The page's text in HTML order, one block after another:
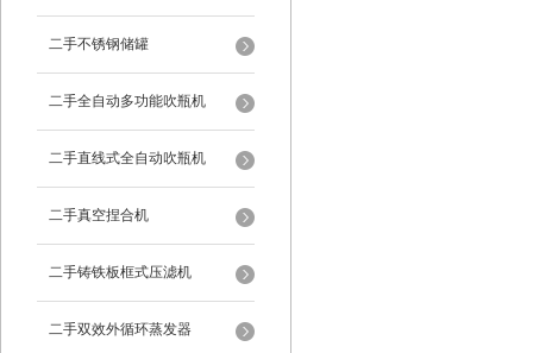
二手不锈钢储罐
二手全自动多功能吹瓶机
二手直线式全自动吹瓶机
二手真空捏合机
二手铸铁板框式压滤机
二手双效外循环蒸发器